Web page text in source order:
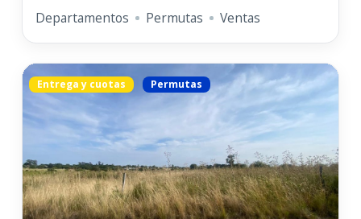
Departamentos Permutas Ventas
Entrega y cuotas Permutas